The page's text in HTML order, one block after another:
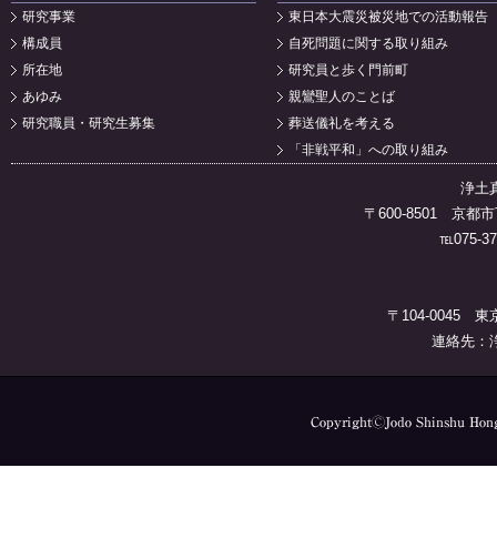
研究事業
構成員
所在地
あゆみ
研究職員・研究生募集
東日本大震災被災地での活動報告
自死問題に関する取り組み
研究員と歩く門前町
親鸞聖人のことば
葬送儀礼を考える
「非戦平和」への取り組み
浄土
〒600-8501 京都市
℡075-
〒104-0045 東
連絡先：